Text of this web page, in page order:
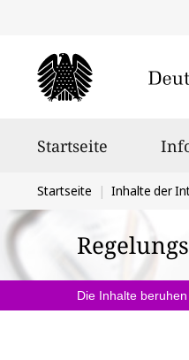
Startseite
Sie
befinden
sich
hier:
Startseite Inhalte der
Die Inhalte